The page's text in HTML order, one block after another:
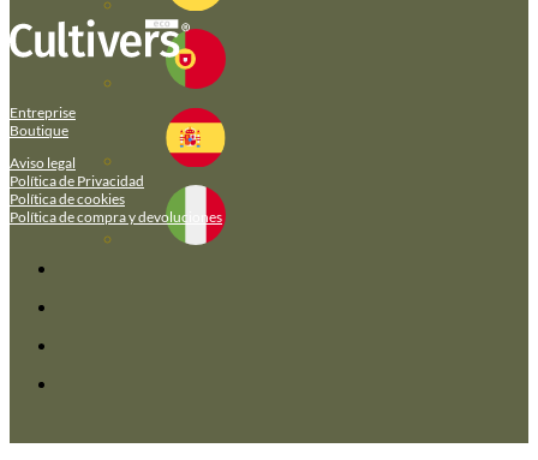
Entreprise
Boutique
Aviso legal
Política de Privacidad
Política de cookies
Política de compra y devoluciones